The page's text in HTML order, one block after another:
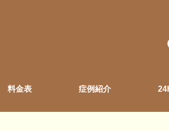
料金表 症例紹介